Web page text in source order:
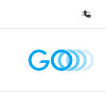
الصفحة الرئيسية